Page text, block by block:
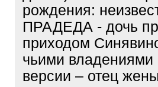
рождения:
ПРАДЕДА - дочь
приходом
чьими
версии – отец